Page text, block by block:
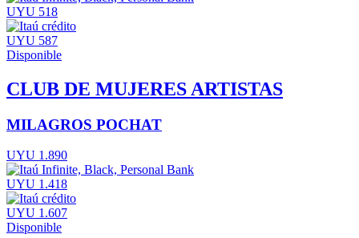
UYU 518
UYU 587
Disponible
CLUB DE MUJERES ARTISTAS
MILAGROS POCHAT
UYU 1.890
UYU 1.418
UYU 1.607
Disponible